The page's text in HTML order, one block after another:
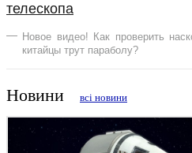
телескопа
Новое видео! Как проверить
китайцы трут параболу?
Новини всі новини